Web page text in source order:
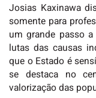
Josias Kaxinawa
somente para
um grande passo
lutas das causas
que o Estado é
se destaca no
valorização das